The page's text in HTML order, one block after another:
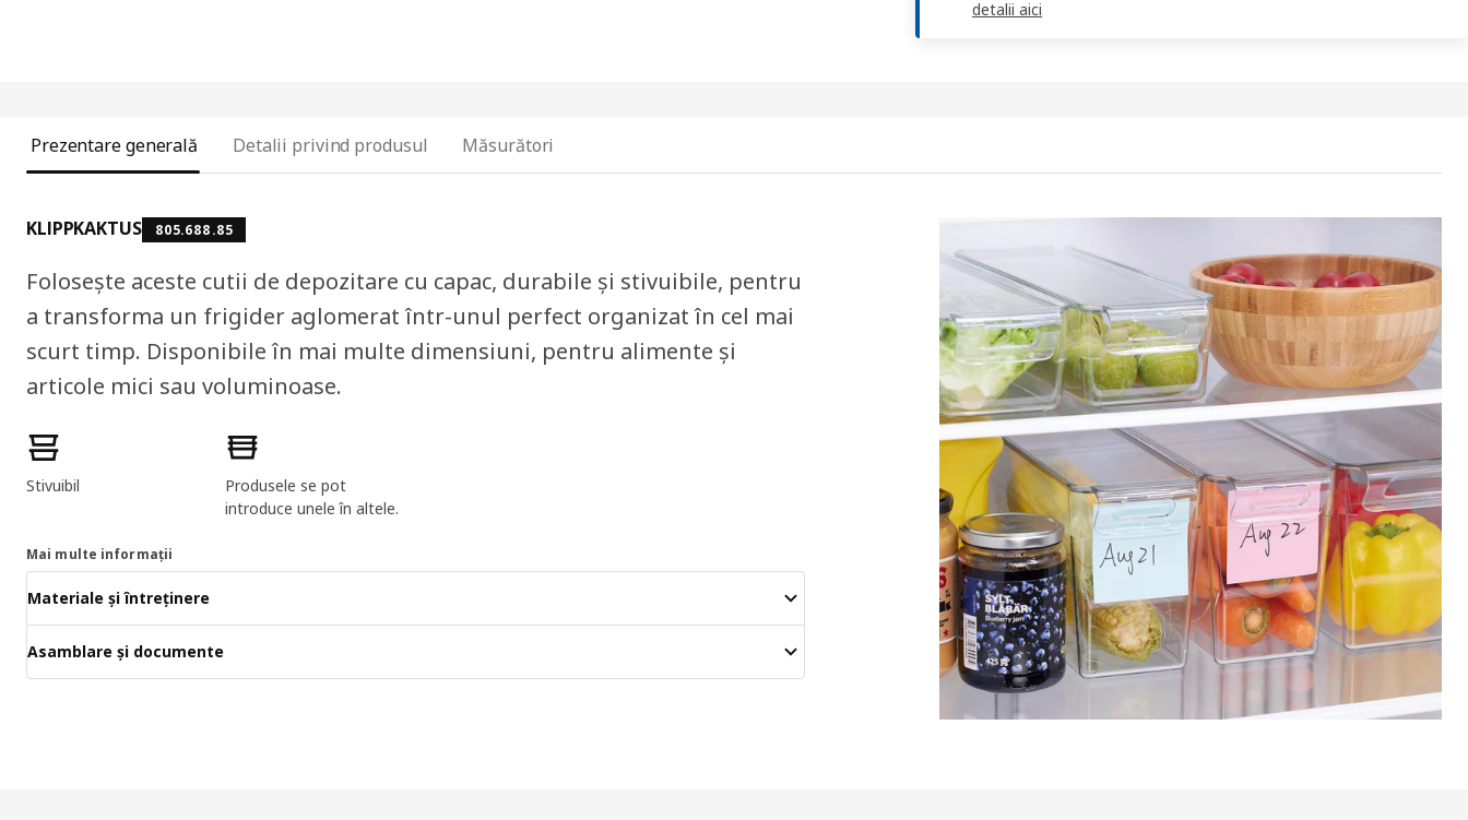
detalii aici
Prezentare generală Detalii privind produsul Măsurători
KLIPPKAKTUS 805.688.85
Folosește aceste cutii de depozitare cu capac, durabile și stivuibile, pentru
a transforma un frigider aglomerat într-unul perfect organizat în cel mai
scurt timp. Disponibile în mai multe dimensiuni, pentru alimente și
articole mici sau voluminoase.
Caracteristicile produselor
Stivuibil
Produsele se pot
introduce unele în altele.
Mai multe informații
Materiale și întreținere
Asamblare și documente